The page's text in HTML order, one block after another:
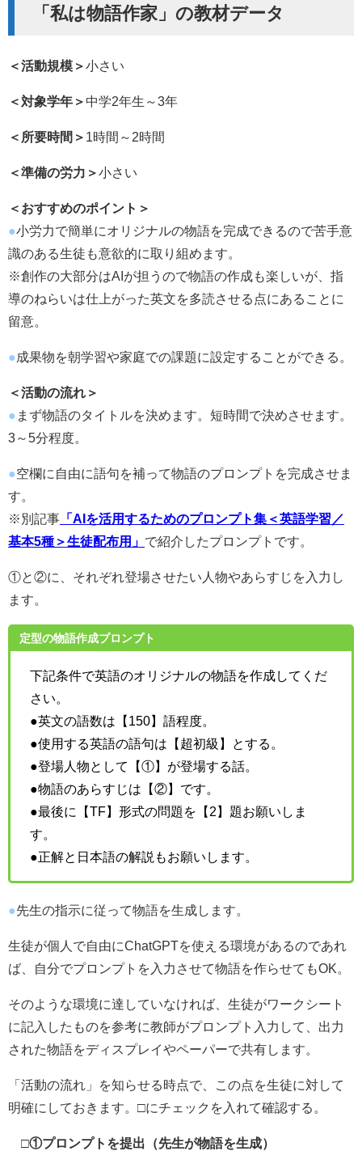
「私は物語作家」の教材データ
＜活動規模＞小さい
＜対象学年＞ 中学2年生～3年
＜所要時間＞ 1時間～2時間
＜準備の労力＞小さい
＜おすすめのポイント＞
●小労力で簡単にオリジナルの物語を完成できるので苦手意
識のある生徒も意欲的に取り組めます。
※創作の大部分はAIが担うので物語の作成も楽しいが、指
導のねらいは仕上がった英文を多読させる点にあることに
留意。
●成果物を朝学習や家庭での課題に設定することができる。
＜活動の流れ＞
● まず物語のタイトルを決めます。短時間で決めさせます。
3～5分程度。
●空欄に自由に語句を補って物語のプロンプトを完成させま
す。
※別記事 「AIを活用するためのプロンプト集＜英語学習／
基本5種＞生徒配布用」 で紹介したプロンプトです。
①と②に、それぞれ登場させたい人物やあらすじを入力し
ます。
定型の物語作成プロンプト
下記条件で英語のオリジナルの物語を作成してくだ
さい。
●英文の語数は【150】語程度。
●使用する英語の語句は【超初級】とする。
●登場人物として【①】が登場する話。
●物語のあらすじは【②】です。
●最後に【TF】形式の問題を【2】題お願いしま
す。
●正解と日本語の解説もお願いします。
●先生の指示に従って物語を生成します。
生徒が個人で自由にChatGPTを使える環境があるのであれ
ば、自分でプロンプトを入力させて物語を作らせてもOK。
そのような環境に達していなければ、生徒がワークシート
に記入したものを参考に教師がプロンプト入力して、出力
された物語をディスプレイやペーパーで共有します。
「活動の流れ」を知らせる時点で、この点を生徒に対して
明確にしておきます。□にチェックを入れて確認する。
□①プロンプトを提出（先生が物語を生成）